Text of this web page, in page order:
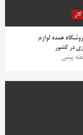
عمده لوازم
در کشور